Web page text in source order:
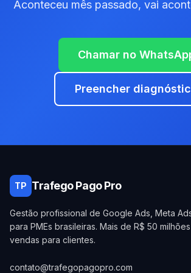
Aconteceu mês passado, vai
Chamar no
Preencher
TP Trafego Pago Pro
Gestão profissional de Google Ads, Meta
para PMEs brasileiras. Mais de R$ 50
vendas para clientes.
contato@trafegopagopro.com